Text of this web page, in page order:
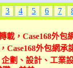
3 4 5 6 7
，Case168外包
外包網
劃、設計、工